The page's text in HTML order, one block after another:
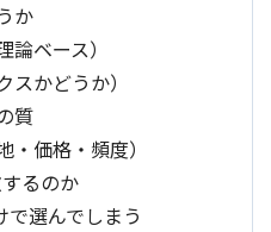
か
ベース）
かどうか）
質
価格・頻度）
るのか
選んでしまう